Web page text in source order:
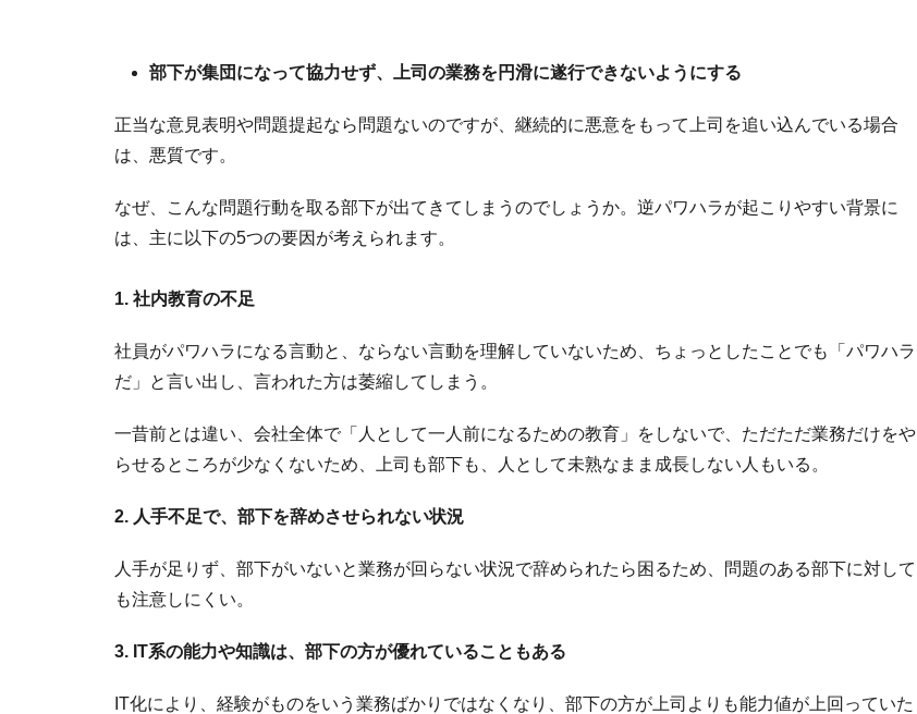
部下が集団になって協力せず、上司の業務を円滑に遂行できないようにする
正当な意見表明や問題提起なら問題ないのですが、継続的に悪意をもって上司を追い込んでいる場合
は、悪質です。
なぜ、こんな問題行動を取る部下が出てきてしまうのでしょうか。逆パワハラが起こりやすい背景に
は、主に以下の5つの要因が考えられます。
1. 社内教育の不足
社員がパワハラになる言動と、ならない言動を理解していないため、ちょっとしたことでも「パワハラ
だ」と言い出し、言われた方は萎縮してしまう。
一昔前とは違い、会社全体で「人として一人前になるための教育」をしないで、ただただ業務だけをや
らせるところが少なくないため、上司も部下も、人として未熟なまま成長しない人もいる。
2. 人手不足で、部下を辞めさせられない状況
人手が足りず、部下がいないと業務が回らない状況で辞められたら困るため、問題のある部下に対して
も注意しにくい。
3. IT系の能力や知識は、部下の方が優れていることもある
IT化により、経験がものをいう業務ばかりではなくなり、部下の方が上司よりも能力値が上回っていた